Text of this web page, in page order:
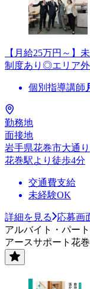
【月給25万円～】
制度あり◎エリア
個別指導講師
勤務地
面接地
岩手県花巻市大通
花巻駅より徒歩4分
交通費支給
未経験OK
詳細を見る
応募画
アルバイト・パート
アースサポート花